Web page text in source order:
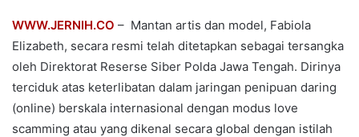
WWW.JERNIH.CO – Mantan artis dan model, Fabiola
Elizabeth, secara resmi telah ditetapkan sebagai tersangka
oleh Direktorat Reserse Siber Polda Jawa Tengah. Dirinya
terciduk atas keterlibatan dalam jaringan penipuan daring
(online) berskala internasional dengan modus love
scamming atau yang dikenal secara global dengan istilah